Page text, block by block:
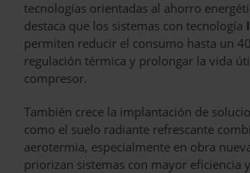
tecnologías orientadas al ahorro
destaca que los sistemas con tecnología
permiten reducir el consumo hasta un
regulación térmica y prolongar la vida
compresor.
También crece la implantación de
como el suelo radiante refrescante
aerotermia, especialmente en obra
priorizan sistemas con mayor eficiencia